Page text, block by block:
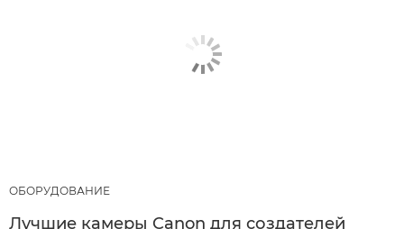
ОБОРУДОВАНИЕ
Лучшие камеры Canon для создателей